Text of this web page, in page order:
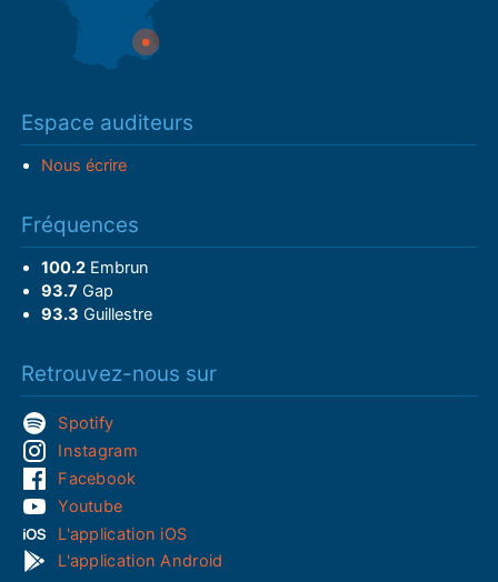
Espace auditeurs
Nous écrire
Fréquences
100.2Embrun
93.7 Gap
93.3 Guillestre
Retrouvez-nous sur
Spotify
Instagram
Facebook
Youtube
L'application iOS
L'application Android